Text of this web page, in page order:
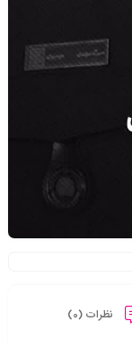
نظرات (0)